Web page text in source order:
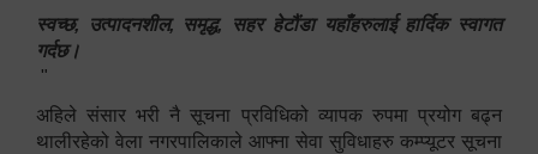
स्वच्छ, उत्पादनशील, समृद्ध, सहर हेटौंडा यहाँहरुलाई हार्दिक स्वागत
गर्दछ।
"
अहिले संसार भरी नै सूचना प्रविधिको व्यापक रुपमा प्रयोग बढ्न
थालीरहेको वेला नगरपालिकाले आफ्ना सेवा सुविधाहरु कम्प्यूटर सूचना